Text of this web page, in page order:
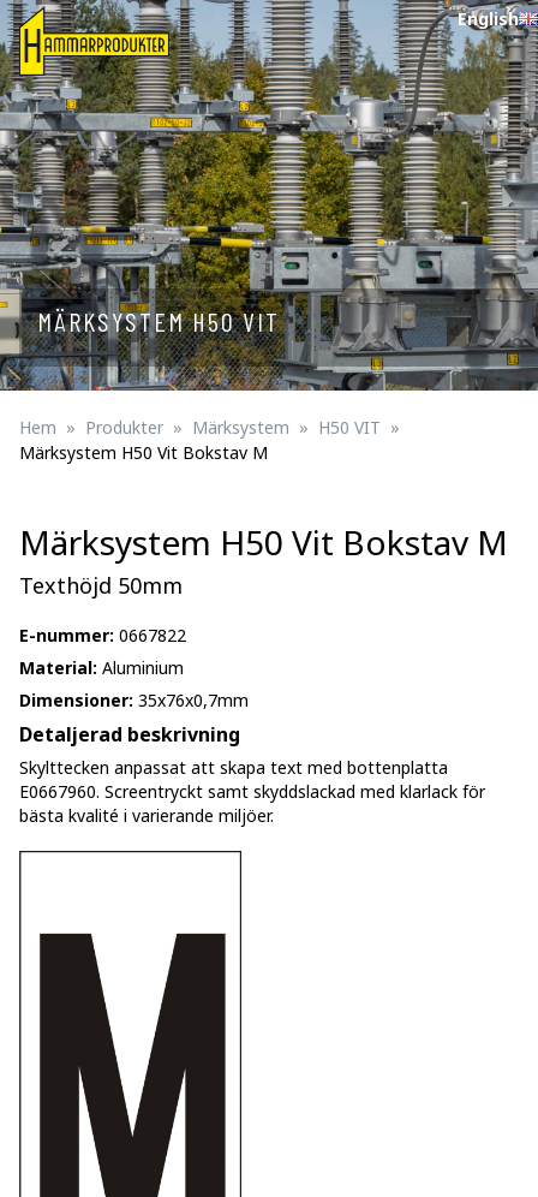
English
MÄRKSYSTEM H50 VIT
Hem Produkter Märksystem
H50 VIT
Märksystem H50 Vit Bokstav M
Märksystem H50 Vit Bokstav M
Texthöjd 50mm
E-nummer: 0667822
Material: Aluminium
Dimensioner: 35x76x0,7mm
Detaljerad beskrivning
Skylttecken anpassat att skapa text med bottenplatta
E0667960. Screentryckt samt skyddslackad med klarlack för
bästa kvalité i varierande miljöer.